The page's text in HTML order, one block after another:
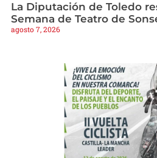
La Diputación de Toledo
Semana de Teatro de
agosto 7, 2026